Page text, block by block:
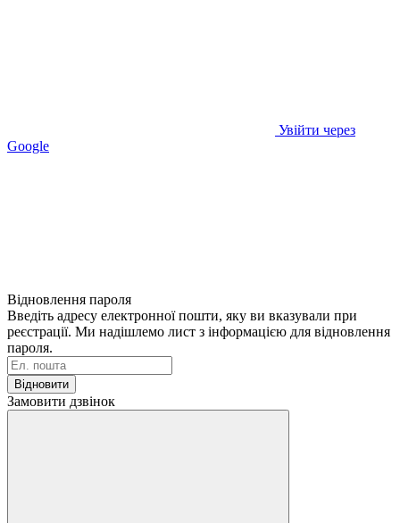
Увійти через
Google
Відновлення пароля
Введіть адресу електронної пошти, яку ви вказували при
реєстрації. Ми надішлемо лист з інформацією для відновлення
пароля.
Відновити
Замовити дзвінок